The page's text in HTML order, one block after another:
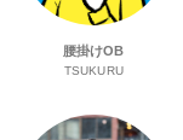
腰掛けOB
TSUKURU